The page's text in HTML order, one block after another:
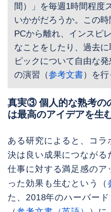
間）」を毎週1時間程度
いかがだろうか。この
PCから離れ、インスピ
なことをしたり、過去
ピックについて自由な
の演習（参考文書）を行
真実③ 個人的な熟考の
は最高のアイデアを生
ある研究によると、コ
決は良い成果につなが
仕事に対する満足感のア
った効果も生むという（
た、2018年のハーバー